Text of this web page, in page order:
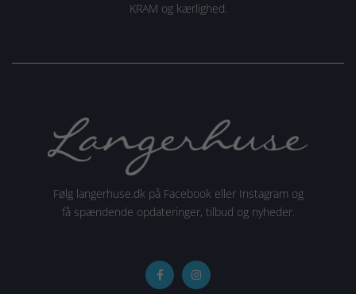
KRAM og kærlighed.
Følg langerhuse.dk på Facebook eller Instagram og
få spændende opdateringer, tilbud og nyheder.